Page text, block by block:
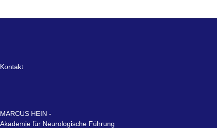
Kontakt
MARCUS HEIN -
Akademie für Neurologische Führung